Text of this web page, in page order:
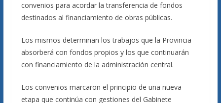
convenios para acordar la transferencia de fondos
destinados al financiamiento de obras públicas.
Los mismos determinan los trabajos que la Provincia
absorberá con fondos propios y los que continuarán
con financiamiento de la administración central.
Los convenios marcaron el principio de una nueva
etapa que continúa con gestiones del Gabinete